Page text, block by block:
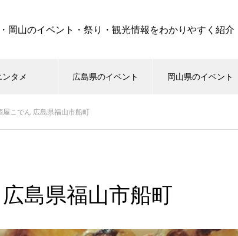
岡山のイベント・祭り・観光情報をわかりやすく紹介
ンタメ 広島県のイベント 岡山県のイベント
屋こでん 広島県福山市船町
島県福山市船町